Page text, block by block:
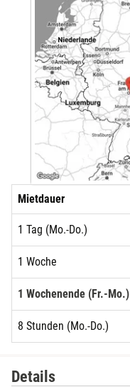
Mietdauer
1 Tag (Mo.-Do.)
1 Woche
1 Wochenende (Fr.-Mo.)
8 Stunden (Mo.-Do.)
Details